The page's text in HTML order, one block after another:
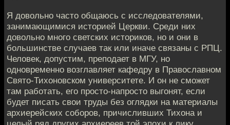
Я довольно часто общаюсь с исследователями,
занимающимися историей Церкви. Среди них
довольно много светских историков, но и они в
большинстве случаев так или иначе связаны с РПЦ.
Человек, допустим, преподает в МГУ, но
одновременно возглавляет кафедру в Православном
Свято-Тихоновском университете. И он не сможет
там работать, его просто-напросто выгонят, если
будет писать свои труды без оглядки на материалы
архиерейских соборов, причисливших Тихона и